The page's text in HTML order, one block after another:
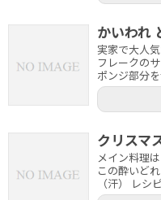
かいわれ
実家で大人
フレークの
ポンジ部分
クリスマ
メイン料理
この酔いど
（汗） レ